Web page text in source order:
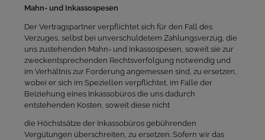
Mahn- und Inkassospesen
Der Vertragspartner verpflichtet sich für den Fall des
Verzuges, selbst bei unverschuldetem Zahlungsverzug, die
uns zustehenden Mahn- und Inkassospesen, soweit sie zur
zweckentsprechenden Rechtsverfolgung notwendig und
im Verhältnis zur Forderung angemessen sind, zu ersetzen,
wobei er sich im Speziellen verpflichtet, im Falle der
Beiziehung eines Inkassobüros die uns dadurch
entstehenden Kosten, soweit diese nicht
die Höchstsätze der Inkassobüros gebührenden
Vergütungen überschreiten, zu ersetzen. Sofern wir das